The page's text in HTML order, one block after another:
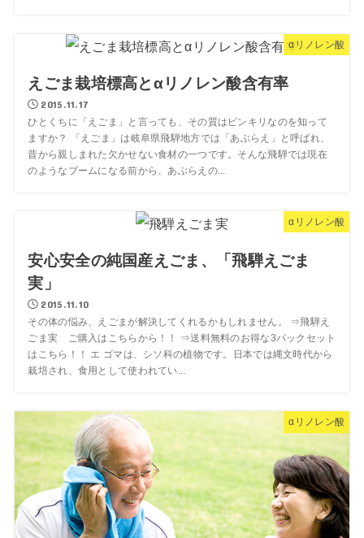
αリノレン酸
えごま栽培標高とαリノレン酸含有率
2015.11.17
ひとくちに「えごま」と言っても、その質はピンキリなのを知って
ますか？ 「えごま」は岐阜県飛騨地方では「あぶらえ」と呼ばれ、
昔から親しまれた欠かせない食材の一つです。そんな飛騨では現在
のようなブームになる前から、あぶらえの...
αリノレン酸
安心安全の純国産えごま、「飛騨えごま
実」
2015.11.10
その体の悩み、えごまが解決してくれるかもしれません。 ⇒飛騨え
ごま実 ご購入はこちらから！！ ⇒送料無料のお得な3パックセット
はこちら！！ エ ゴマは、シソ科の植物です。日本では縄文時代から
栽培され、食用として使われてい...
αリノレン酸